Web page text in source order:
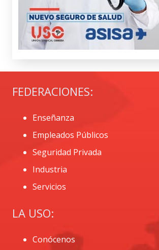
FEDERACIONES:
Enseñanza
Empleados Públicos
Seguridad Privada
Industria
Servicios
LA USO:
Conócenos